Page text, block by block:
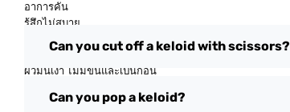
อาการคัน
รู้สึกไม่สบาย
รอยแผลเป็นหนาและไม่สม่ำเสมอ (โดยทั่วไปจะอยู่ที่
ติ่งหู ไหล่ แก้ม หรือหน้าอกตรงกลาง)
ผิวมันเงา ไม่มีขนและเป็นก้อน
Can you cut off a keloid with scissors?
Can you pop a keloid?